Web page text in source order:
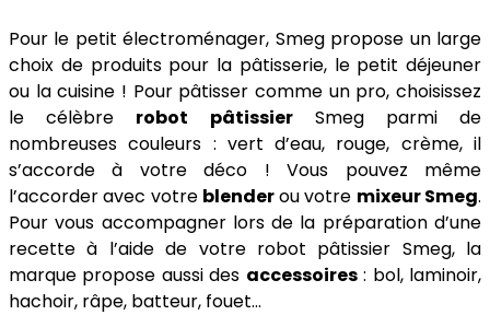
Pour le petit électroménager, Smeg propose un large
choix de produits pour la pâtisserie, le petit déjeuner
ou la cuisine ! Pour pâtisser comme un pro, choisissez
le célèbre robot pâtissierSmeg parmi de
nombreuses couleurs : vert d’eau, rouge, crème, il
s’accorde à votre déco ! Vous pouvez même
l’accorder avec votre blenderou votre mixeur Smeg.
Pour vous accompagner lors de la préparation d’une
recette à l’aide de votre robot pâtissier Smeg, la
marque propose aussi des accessoires: bol, laminoir,
hachoir, râpe, batteur, fouet…